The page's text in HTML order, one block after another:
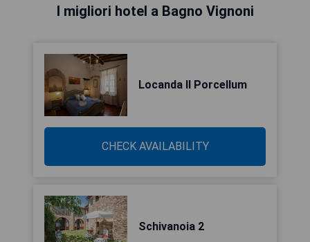
I migliori hotel a Bagno Vignoni
Locanda Il Porcellum
CHECK AVAILABILITY
Schivanoia 2